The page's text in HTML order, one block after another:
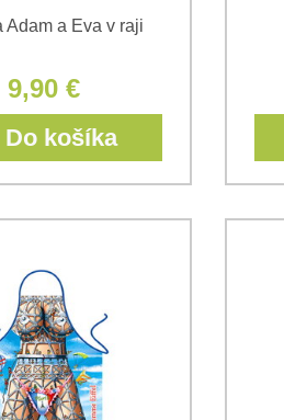
Adam a Eva v raji
9,90 €
košíka